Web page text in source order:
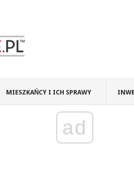
MIESZKAŃCY I ICH SPRAWY
ad